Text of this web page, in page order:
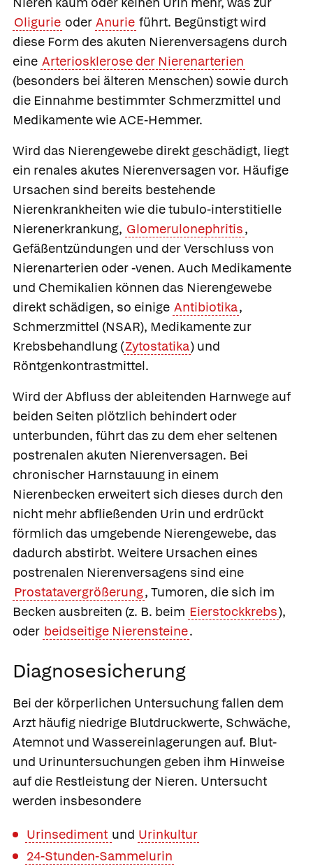
Oligurie oder Anurie führt. Begünstigt wird
diese Form des akuten Nierenversagens durch
eine Arteriosklerose der Nierenarterien
(besonders bei älteren Menschen) sowie durch
die Einnahme bestimmter Schmerzmittel und
Medikamente wie ACE-Hemmer.
Wird das Nierengewebe direkt geschädigt, liegt
ein renales akutes Nierenversagen vor. Häufige
Ursachen sind bereits bestehende
Nierenkrankheiten wie die tubulo-interstitielle
Nierenerkrankung, Glomerulonephritis,
Gefäßentzündungen und der Verschluss von
Nierenarterien oder -venen. Auch Medikamente
und Chemikalien können das Nierengewebe
direkt schädigen, so einige Antibiotika,
Schmerzmittel (NSAR), Medikamente zur
Krebsbehandlung (Zytostatika) und
Röntgenkontrastmittel.
Wird der Abfluss der ableitenden Harnwege auf
beiden Seiten plötzlich behindert oder
unterbunden, führt das zu dem eher seltenen
postrenalen akuten Nierenversagen. Bei
chronischer Harnstauung in einem
Nierenbecken erweitert sich dieses durch den
nicht mehr abfließenden Urin und erdrückt
förmlich das umgebende Nierengewebe, das
dadurch abstirbt. Weitere Ursachen eines
postrenalen Nierenversagens sind eine
Prostatavergrößerung, Tumoren, die sich im
Becken ausbreiten (z. B. beim Eierstockkrebs),
oder beidseitige Nierensteine.
Diagnosesicherung
Bei der körperlichen Untersuchung fallen dem
Arzt häufig niedrige Blutdruckwerte, Schwäche,
Atemnot und Wassereinlagerungen auf. Blut-
und Urinuntersuchungen geben ihm Hinweise
auf die Restleistung der Nieren. Untersucht
werden insbesondere
Urinsediment und Urinkultur
24-Stunden-Sammelurin